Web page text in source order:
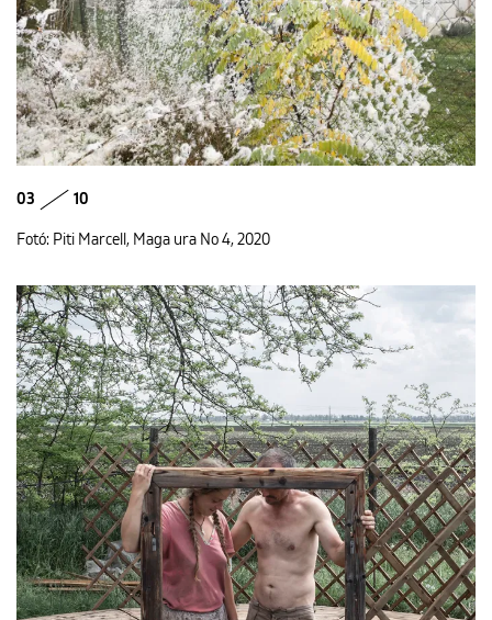
03 10
Fotó: Piti Marcell, Maga ura No 4, 2020